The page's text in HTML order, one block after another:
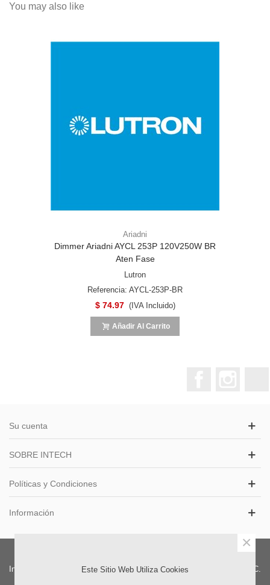
You may also like
Ariadni
Dimmer Ariadni AYCL 253P 120V250W BR
Aten Fase
Lutron
Referencia: AYCL-253P-BR
$ 74.97 (IVA Incluido)
Añadir Al Carrito
Su cuenta
SOBRE INTECH
Políticas y Condiciones
Información
Intech S.A.S. Distribuidor Colombia. | Oficinas Exhibición y Ventas: CC.
Este Sitio Web Utiliza Cookies
×